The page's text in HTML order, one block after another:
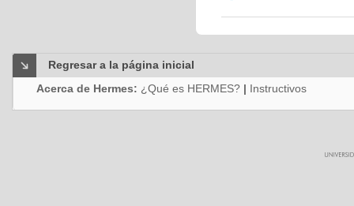
Regresar a la página inicial
Acerca de Hermes: ¿Qué es HERMES? | Instructivos